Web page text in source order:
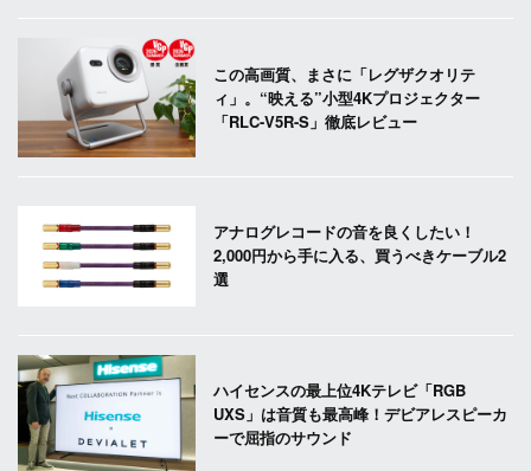
この高画質、まさに「レグザクオリテ
ィ」。“映える”小型4Kプロジェクター
「RLC-V5R-S」徹底レビュー
アナログレコードの音を良くしたい！
2,000円から手に入る、買うべきケーブル2
選
ハイセンスの最上位4Kテレビ「RGB
UXS」は音質も最高峰！デビアレスピーカ
ーで屈指のサウンド